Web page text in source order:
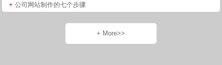
+ 公司网站制作的七个步骤
+ More>>